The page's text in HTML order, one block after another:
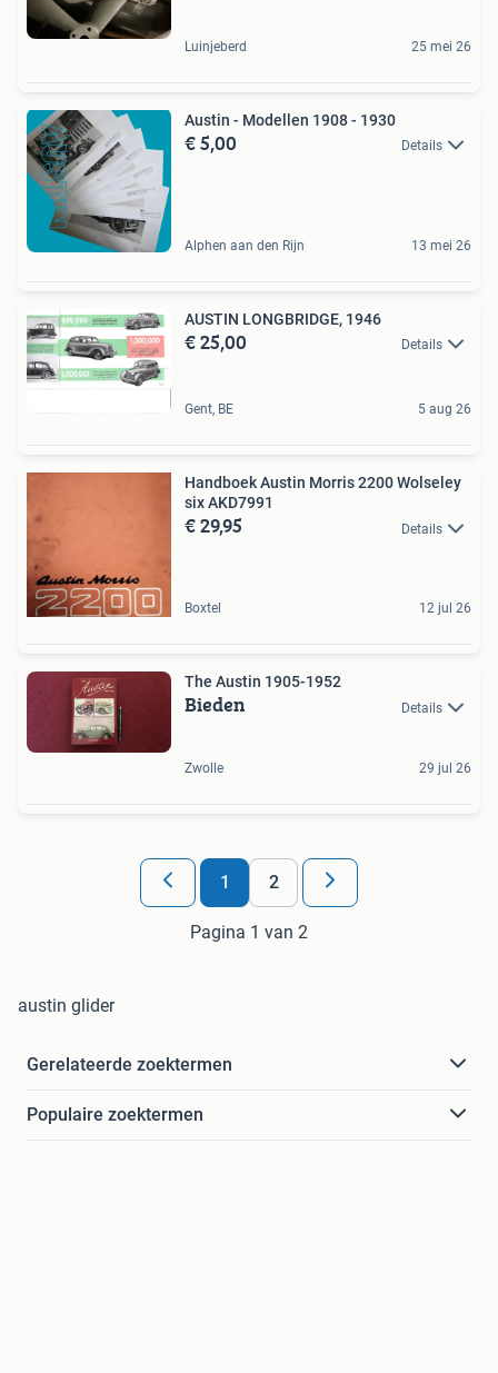
Luinjeberd 25 mei 26
Austin - Modellen 1908 - 1930
€ 5,00 Details
Alphen aan den Rijn 13 mei 26
AUSTIN LONGBRIDGE, 1946
€ 25,00 Details
Gent, BE 5 aug 26
Handboek Austin Morris 2200 Wolseley
six AKD7991
€ 29,95 Details
Boxtel 12 jul 26
The Austin 1905-1952
Bieden Details
Zwolle 29 jul 26
1 2
Pagina 1 van 2
austin glider
Gerelateerde zoektermen
Populaire zoektermen